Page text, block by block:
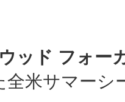
ッド フォー
米サマーシ